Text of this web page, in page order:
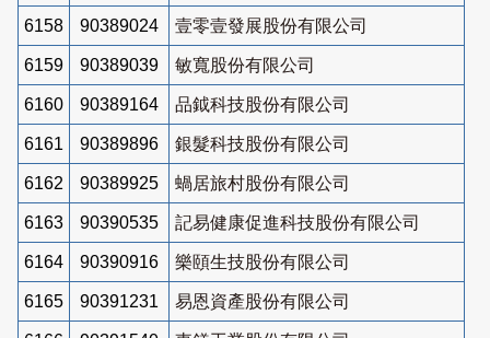
6158 90389024 壹零壹發展股份有限公司
6159 90389039 敏寬股份有限公司
6160 90389164 品鉞科技股份有限公司
6161 90389896 銀髮科技股份有限公司
6162 90389925 蝸居旅村股份有限公司
6163 90390535 記易健康促進科技股份有限公司
6164 90390916 樂頤生技股份有限公司
6165 90391231 易恩資產股份有限公司